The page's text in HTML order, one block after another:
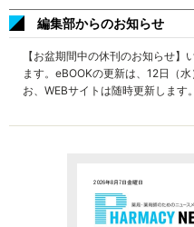
編集部からのお知らせ
【お盆期間中の休刊のお知らせ
ます。eBOOKの更新は、12日（
お、WEBサイトは随時更新します。